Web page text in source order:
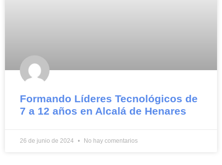
Formando Líderes Tecnológicos de
7 a 12 años en Alcalá de Henares
26 de junio de 2024 No hay comentarios